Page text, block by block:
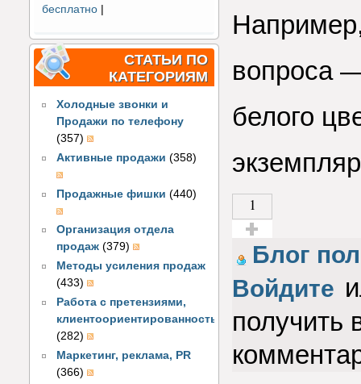
бесплатно |
СТАТЬИ ПО
КАТЕГОРИЯМ
Холодные звонки и
Продажи по телефону
(357)
Активные продажи (358)
Продажные фишки (440)
Организация отдела
продаж (379)
Методы усиления продаж
(433)
Работа с претензиями,
клиентоориентированность
(282)
Маркетинг, реклама, PR
(366)
вопроса
белого
1
Голос за!
Блог
Войдите
получить